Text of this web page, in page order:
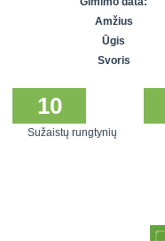
SFL rudens
Snaigės taurė
Amžius
Ūgis
Svoris
10
Sužaistų rungtynių